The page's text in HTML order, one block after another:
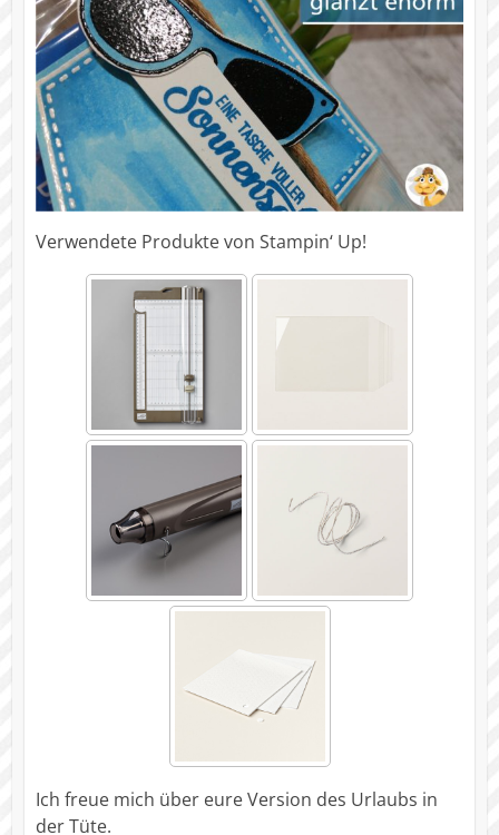
Verwendete Produkte von Stampin‘ Up!
Ich freue mich über eure Version des Urlaubs in
der Tüte.